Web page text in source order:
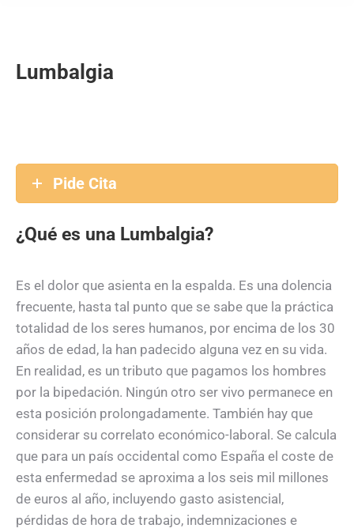
Lumbalgia
Pide Cita
¿Qué es una Lumbalgia?
Es el dolor que asienta en la espalda. Es una dolencia
frecuente, hasta tal punto que se sabe que la práctica
totalidad de los seres humanos, por encima de los 30
años de edad, la han padecido alguna vez en su vida.
En realidad, es un tributo que pagamos los hombres
por la bipedación. Ningún otro ser vivo permanece en
esta posición prolongadamente. También hay que
considerar su correlato económico-laboral. Se calcula
que para un país occidental como España el coste de
esta enfermedad se aproxima a los seis mil millones
de euros al año, incluyendo gasto asistencial,
pérdidas de hora de trabajo, indemnizaciones e